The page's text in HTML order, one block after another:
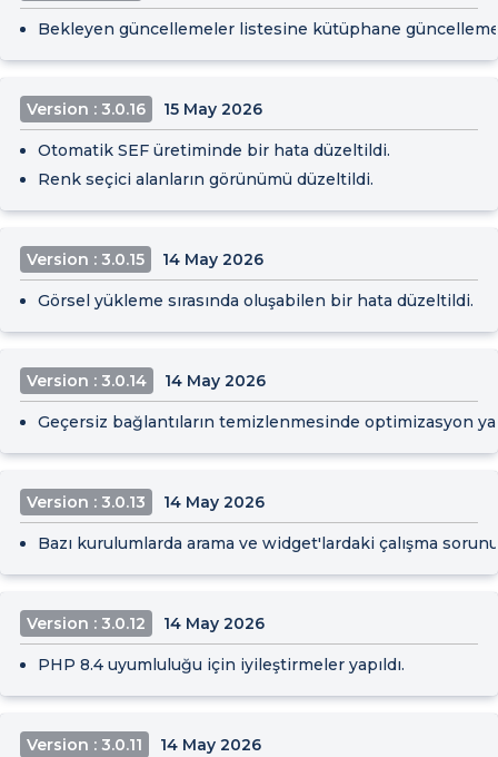
Bekleyen güncellemeler listesine kütüphane
Version : 3.0.16 15 May 2026
Otomatik SEF üretiminde bir hata düzeltildi.
Renk seçici alanların görünümü düzeltildi.
Version : 3.0.15 14 May 2026
Görsel yükleme sırasında oluşabilen bir hata düzeltildi.
Version : 3.0.14 14 May 2026
Geçersiz bağlantıların temizlenmesinde optimizasyon
Version : 3.0.13 14 May 2026
Bazı kurulumlarda arama ve widget'lardaki çalışma
Version : 3.0.12 14 May 2026
PHP 8.4 uyumluluğu için iyileştirmeler yapıldı.
Version : 3.0.11 14 May 2026